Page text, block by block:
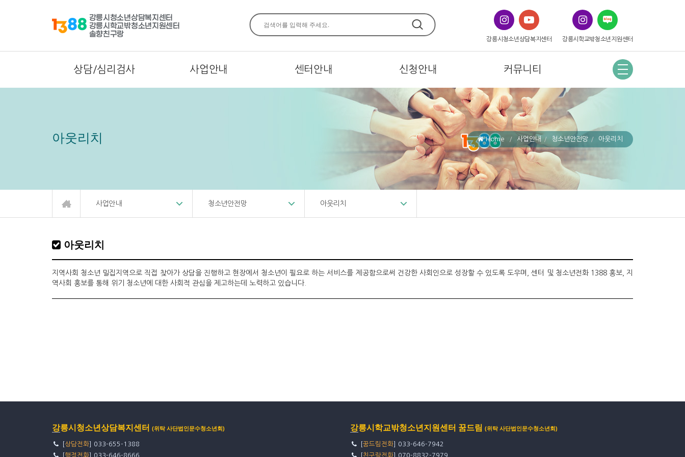
강릉시청소년상담복지센터 강릉시학교밖청소년지원센터
상담/심리검사 사업안내 센터안내 신청안내 커뮤니티
아웃리치 Home 사업안내 청소년안전망 아웃리치
사업안내 청소년안전망 아웃리치
아웃리치
지역사회 청소년 밀집지역으로 직접 찾아가 상담을 진행하고 현장에서 청소년이 필요로 하는 서비스를 제공함으로써 건강한 사회인으로 성장할 수 있도록 도우며, 센터 및 청소년전화 1388 홍보, 지
역사회 홍보를 통해 위기 청소년에 대한 사회적 관심을 제고하는데 노력하고 있습니다.
강릉시청소년상담복지센터 (위탁 사단법인문수청소년회)
[상담전화] 033-655-1388
[행정전화] 033-646-8666
강릉시학교밖청소년지원센터 꿈드림 (위탁 사단법인문수청소년회)
[꿈드림전화] 033-646-7942
[친구랑전화] 070-8832-7979